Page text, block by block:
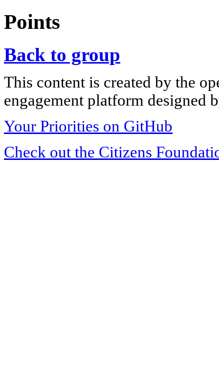
Points
Back to group
This content is created by the
engagement platform designed
Your Priorities on GitHub
Check out the Citizens